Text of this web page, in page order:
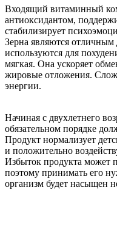
Входящий витаминный
антиоксидантом,
стабилизирует
Зерна являются
используются для
мягкая. Она ускоряет
жировые отложения.
энергии.
Начиная с двухлетнего
обязательном порядке
Продукт нормализует
и положительно
Избыток продукта может
поэтому принимать его
организм будет насыщен